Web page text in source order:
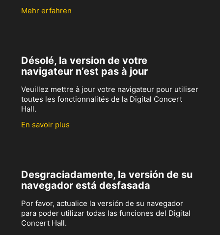
Mehr erfahren
Désolé, la version de votre
navigateur n’est pas à jour
Veuillez mettre à jour votre navigateur pour utiliser
toutes les fonctionnalités de la Digital Concert
Hall.
En savoir plus
Desgraciadamente, la versión de su
navegador está desfasada
Por favor, actualice la versión de su navegador
para poder utilizar todas las funciones del Digital
Concert Hall.